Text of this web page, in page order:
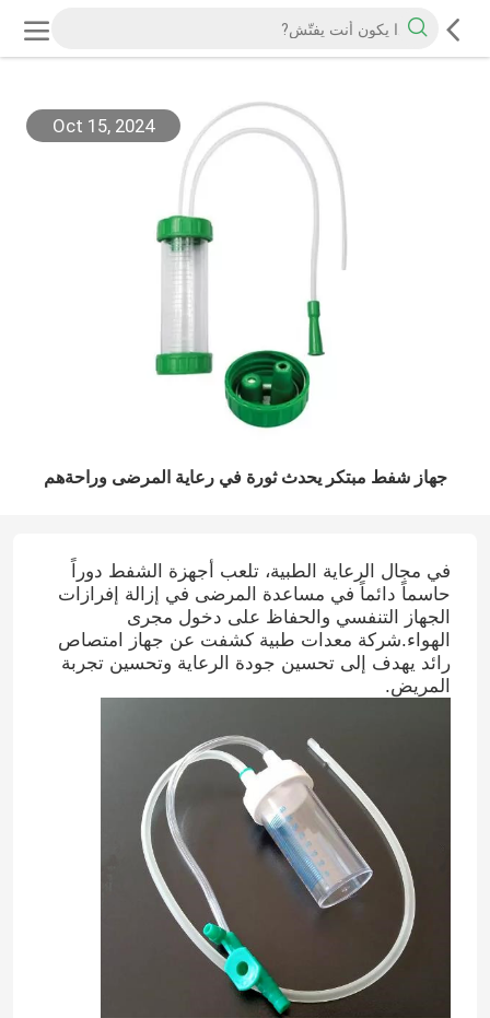
Oct 15, 2024
جهاز شفط مبتكر يحدث ثورة في رعاية المرضى وراحةهم
في مجال الرعاية الطبية، تلعب أجهزة الشفط دوراً
حاسماً دائماً في مساعدة المرضى في إزالة إفرازات
الجهاز التنفسي والحفاظ على دخول مجرى
الهواء.شركة معدات طبية كشفت عن جهاز امتصاص
رائد يهدف إلى تحسين جودة الرعاية وتحسين تجربة
المريض.